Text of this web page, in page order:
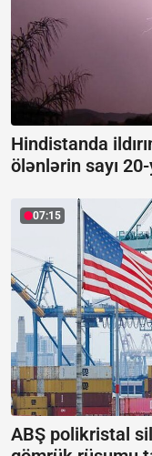
Hindistanda
ölənlərin sayı
07:15
ABŞ polikristal